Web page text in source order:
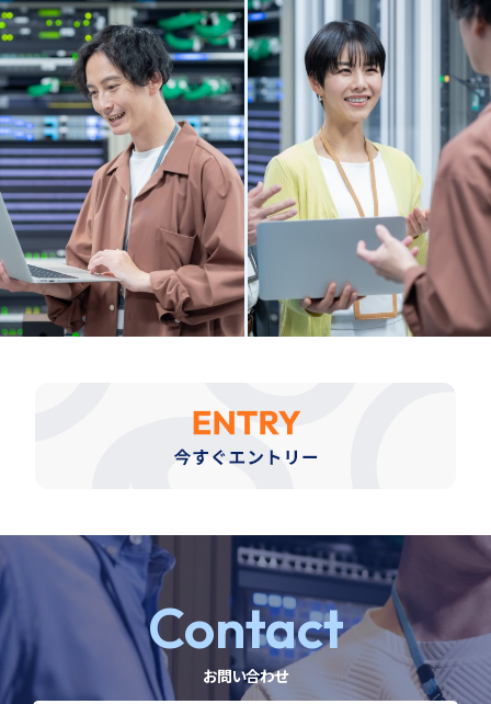
Contact
お問い合わせ